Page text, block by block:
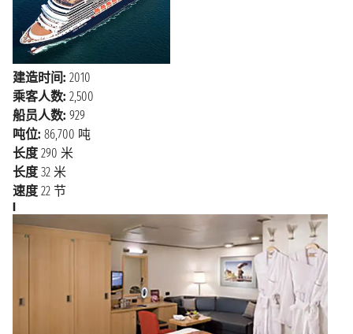
2028年3月18日星期六
2028年3月19日星期日
上午8:00 - 下午5:00
2028年3月20日星期一
2028年3月21日星期二
上午7:00
马丁广场，方 尖碑，国会广场等。
跟着邮轮去旅行：布宜诺斯艾利斯
布宜诺斯艾利斯
是一个充满活力、热情洋溢并极具吸引 力的城市。它
是阿根廷也是南美洲最大的游轮停靠地之一，整个城市
被划分为48个街区（西 班牙语中叫Barrios “巴里奥
斯”）。在邮轮启程前或停靠后，无论您是安排短暂的
一日游还是 多停留几日，这座城市都能为您提供丰富
多彩的旅行体验。
布宜诺斯艾利斯旅行指南：目的地与体验
特别是在冬季，有许多游轮从布宜诺斯艾利斯出发前往
南美洲的珍珠地区，包括位于阿根廷南 部被称为"世界
尽头"的乌斯怀亚，巴西和其他许多旅游胜地（这些地
区通常因其壮丽的景观、 丰富多彩的文化活动和别具
特色的旅游景点而被称为珍珠地区）。在布宜诺斯艾利
建造时间: 2010
乘客人数: 2,500
船员人数: 929
吨位: 86,700 吨
长度 290 米
长度 32 米
速度 22 节
I